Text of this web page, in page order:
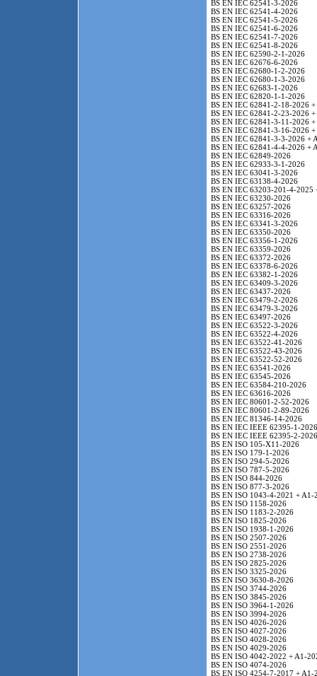
BS EN IEC 62541-3-2026
BS EN IEC 62541-4-2026
BS EN IEC 62541-5-2026
BS EN IEC 62541-6-2026
BS EN IEC 62541-7-2026
BS EN IEC 62541-8-2026
BS EN IEC 62590-2-1-2026
BS EN IEC 62676-6-2026
BS EN IEC 62680-1-2-2026
BS EN IEC 62680-1-3-2026
BS EN IEC 62683-1-2026
BS EN IEC 62820-1-1-2026
BS EN IEC 62841-2-18-2026
BS EN IEC 62841-2-23-2026
BS EN IEC 62841-3-11-2026
BS EN IEC 62841-3-16-2026
BS EN IEC 62841-3-3-2026 +
BS EN IEC 62841-4-4-2026 +
BS EN IEC 62849-2026
BS EN IEC 62933-3-1-2026
BS EN IEC 63041-3-2026
BS EN IEC 63138-4-2026
BS EN IEC 63203-201-4-2025
BS EN IEC 63230-2026
BS EN IEC 63257-2026
BS EN IEC 63316-2026
BS EN IEC 63341-3-2026
BS EN IEC 63350-2026
BS EN IEC 63356-1-2026
BS EN IEC 63359-2026
BS EN IEC 63372-2026
BS EN IEC 63378-6-2026
BS EN IEC 63382-1-2026
BS EN IEC 63409-3-2026
BS EN IEC 63437-2026
BS EN IEC 63479-2-2026
BS EN IEC 63479-3-2026
BS EN IEC 63497-2026
BS EN IEC 63522-3-2026
BS EN IEC 63522-4-2026
BS EN IEC 63522-41-2026
BS EN IEC 63522-43-2026
BS EN IEC 63522-52-2026
BS EN IEC 63541-2026
BS EN IEC 63545-2026
BS EN IEC 63584-210-2026
BS EN IEC 63616-2026
BS EN IEC 80601-2-52-2026
BS EN IEC 80601-2-89-2026
BS EN IEC 81346-14-2026
BS EN IEC IEEE 62395-1-2026
BS EN IEC IEEE 62395-2-2026
BS EN ISO 105-X11-2026
BS EN ISO 179-1-2026
BS EN ISO 294-5-2026
BS EN ISO 787-5-2026
BS EN ISO 844-2026
BS EN ISO 877-3-2026
BS EN ISO 1043-4-2021 + A1-
BS EN ISO 1158-2026
BS EN ISO 1183-2-2026
BS EN ISO 1825-2026
BS EN ISO 1938-1-2026
BS EN ISO 2507-2026
BS EN ISO 2551-2026
BS EN ISO 2738-2026
BS EN ISO 2825-2026
BS EN ISO 3325-2026
BS EN ISO 3630-8-2026
BS EN ISO 3744-2026
BS EN ISO 3845-2026
BS EN ISO 3964-1-2026
BS EN ISO 3994-2026
BS EN ISO 4026-2026
BS EN ISO 4027-2026
BS EN ISO 4028-2026
BS EN ISO 4029-2026
BS EN ISO 4042-2022 + A1-
BS EN ISO 4074-2026
BS EN ISO 4254-7-2017 + A1-